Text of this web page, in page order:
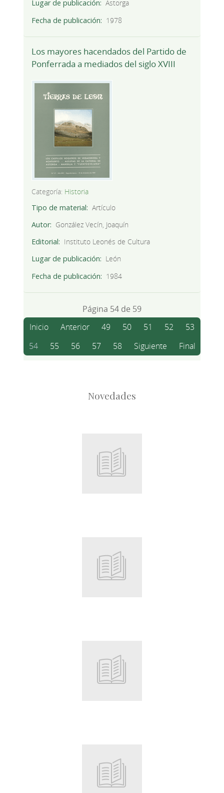
Lugar de publicación
Astorga
Fecha de publicación
1978
Los mayores hacendados del Partido de
Ponferrada a mediados del siglo XVIII
Categoría: Historia
Tipo de material
Artículo
Autor
González Vecín, Joaquín
Editorial
Instituto Leonés de Cultura
Lugar de publicación
León
Fecha de publicación
1984
Página 54 de 59
Inicio
Anterior 49 50 51 52
53
54
55 56 57 58 Siguiente Final
Novedades
Root
Root
Root
Root